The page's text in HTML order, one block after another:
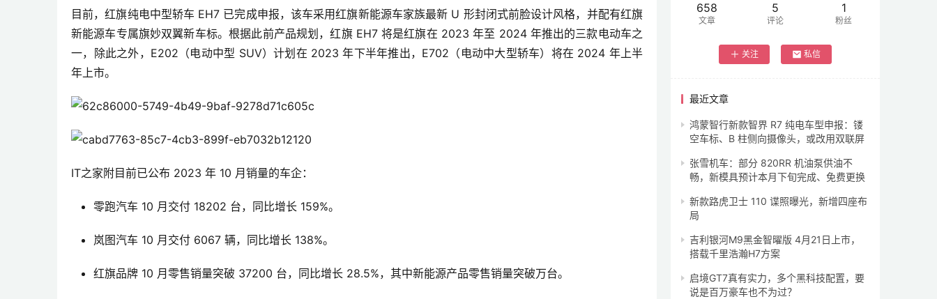
目前，红旗纯电中型轿车 EH7 已完成申报，该车采用红旗新能源车家族最新 U 形封闭式前脸设计风格，并配有红旗
新能源车专属旗妙双翼新车标。根据此前产品规划，红旗 EH7 将是红旗在 2023 年至 2024 年推出的三款电动车之
一，除此之外，E202（电动中型 SUV）计划在 2023 年下半年推出，E702（电动中大型轿车）将在 2024 年上半
年上市。
IT之家附目前已公布 2023 年 10 月销量的车企：
零跑汽车 10 月交付 18202 台，同比增长 159%。
岚图汽车 10 月交付 6067 辆，同比增长 138%。
红旗品牌 10 月零售销量突破 37200 台，同比增长 28.5%，其中新能源产品零售销量突破万台。
658
文章
5
评论
1
粉丝
关注 私信
最近文章
鸿蒙智行新款智界 R7 纯电车型申报：镂
空车标、B 柱侧向摄像头，或改用双联屏
张雪机车：部分 820RR 机油泵供油不
畅，新模具预计本月下旬完成、免费更换
新款路虎卫士 110 谍照曝光，新增四座布
局
吉利银河M9黑金智曜版 4月21日上市，
搭载千里浩瀚H7方案
启境GT7真有实力，多个黑科技配置，要
说是百万豪车也不为过？